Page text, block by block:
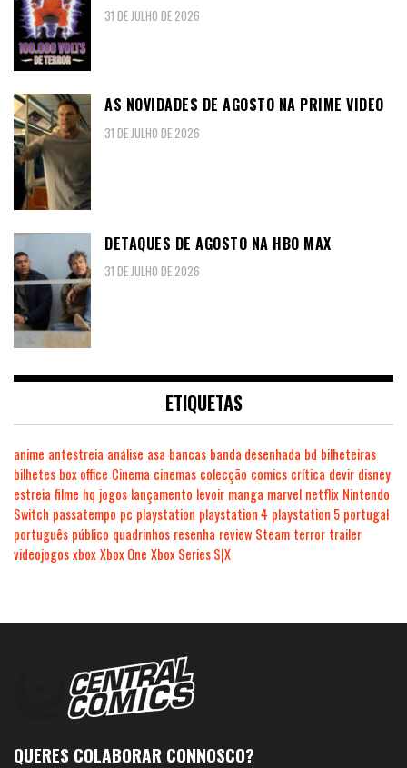
31 DE JULHO DE 2026
AS NOVIDADES DE AGOSTO NA PRIME VIDEO
31 DE JULHO DE 2026
DETAQUES DE AGOSTO NA HBO MAX
31 DE JULHO DE 2026
ETIQUETAS
anime antestreia análise asa bancas banda desenhada bd bilheteiras
bilhetes box office Cinema cinemas colecção comics crítica devir disney
estreia filme hq jogos lançamento levoir manga marvel netflix Nintendo
Switch passatempo pc playstation playstation 4 playstation 5 portugal
português público quadrinhos resenha review Steam terror trailer
videojogosxboxXbox One Xbox Series S|X
QUERES COLABORAR CONNOSCO?